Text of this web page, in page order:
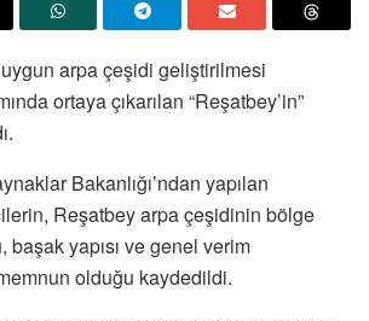
arpa çeşidi geliştirilmesi
ortaya çıkarılan “Reşatbey’in”
Bakanlığı’ndan yapılan
Reşatbey arpa çeşidinin bölge
başak yapısı ve genel verim
olduğu kaydedildi.